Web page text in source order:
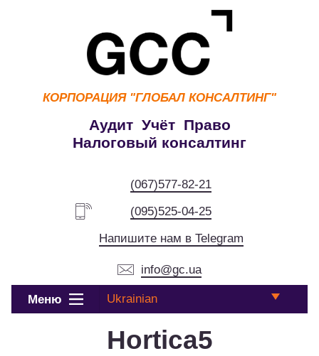
КОРПОРАЦИЯ "ГЛОБАЛ КОНСАЛТИНГ"
Аудит Учёт Право
Налоговый консалтинг
(067)577-82-21
(095)525-04-25
Напишите нам в Telegram
info@gc.ua
Меню Ukrainian
Hortica5